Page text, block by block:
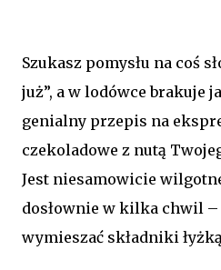
Szukasz pomysłu na coś
już”, a w lodówce brakuje
genialny przepis na
czekoladowe z nutą
Jest niesamowicie
dosłownie w kilka chwil
wymieszać składniki